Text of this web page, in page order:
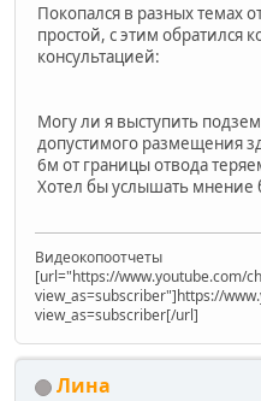
Покопался в разных темах
простой, с этим обратился
консультацией:
Могу ли я выступить
допустимого размещения
6м от границы отвода
Хотел бы услышать мнение
Видеокопоотчеты
[url="https://www.youtube.com/
view_as=subscriber"]https://
view_as=subscriber[/url]
Лина